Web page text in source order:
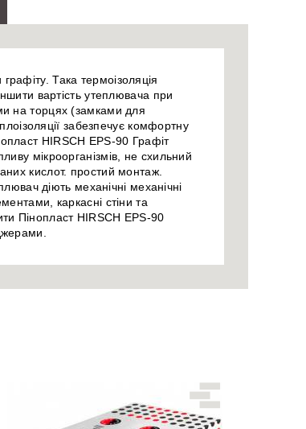
Така термоізоляція
вартість утеплювача при
на торцях (замками для
забезпечує комфортну
HIRSCH EPS-90 Графіт
мікроорганізмів, не схильний
кислот. простий монтаж.
діють механічні механічні
каркасні стіни та
Пінопласт HIRSCH EPS-90